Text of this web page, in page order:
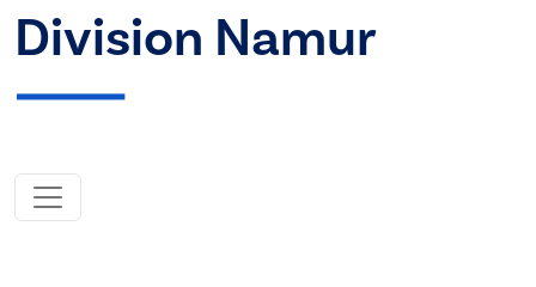
Division Namur